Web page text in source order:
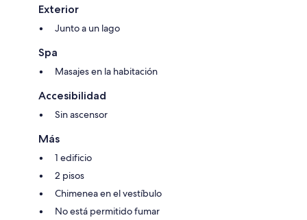
Exterior
Junto a un lago
Spa
Masajes en la habitación
Accesibilidad
Sin ascensor
Más
1 edificio
2 pisos
Chimenea en el vestíbulo
No está permitido fumar